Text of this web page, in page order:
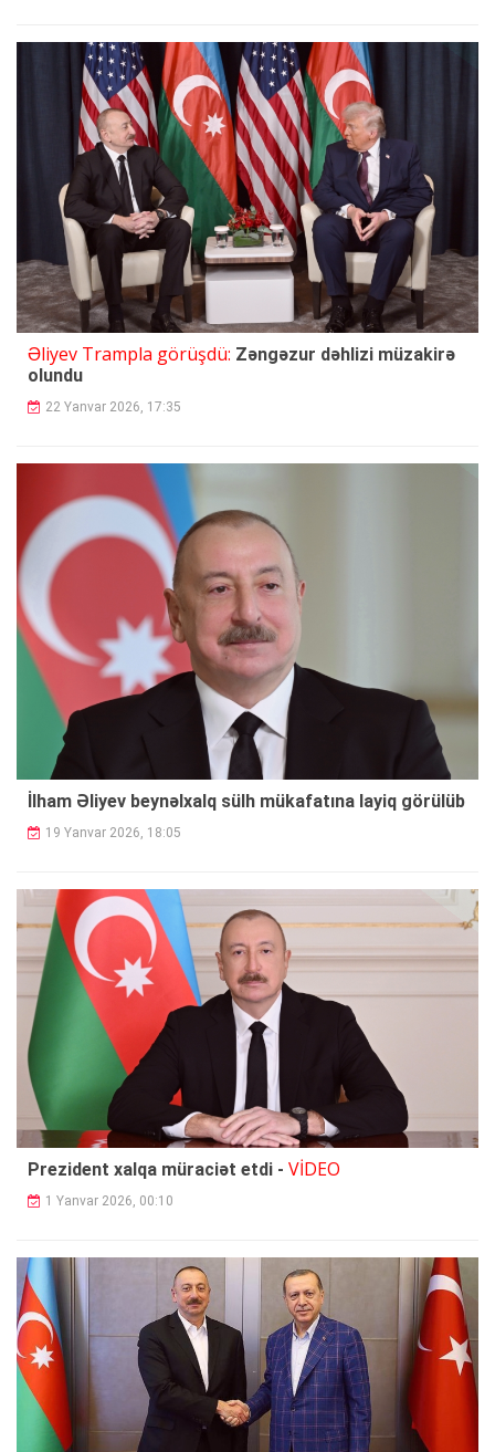
Əliyev Trampla görüşdü: Zəngəzur dəhlizi müzakirə
olundu
22 Yanvar 2026, 17:35
İlham Əliyev beynəlxalq sülh mükafatına layiq görülüb
19 Yanvar 2026, 18:05
Prezident xalqa müraciət etdi - VİDEO
1 Yanvar 2026, 00:10